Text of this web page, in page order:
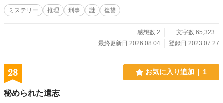
ミステリー 推理 刑事 謎 復讐
感想数 2
文字数 65,323
最終更新日 2026.08.04
登録日 2023.07.27
28 お気に入り追加 1
秘められた遺志